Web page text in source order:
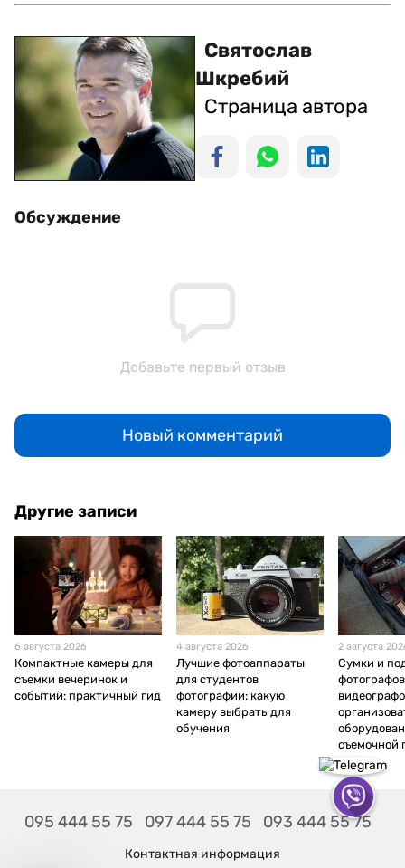
Святослав
Шкребий
Страница автора
Обсуждение
Добавьте первый отзыв
Новый комментарий
Другие записи
6 августа 2026
Компактные камеры для
съемки вечеринок и
событий: практичный гид
4 августа 2026
Лучшие фотоаппараты
для студентов
фотографии: какую
камеру выбрать для
обучения
2 августа
Сумки и
съемочной
095 444 55 75 097 444 55 75 093 444 55 75
Контактная информация